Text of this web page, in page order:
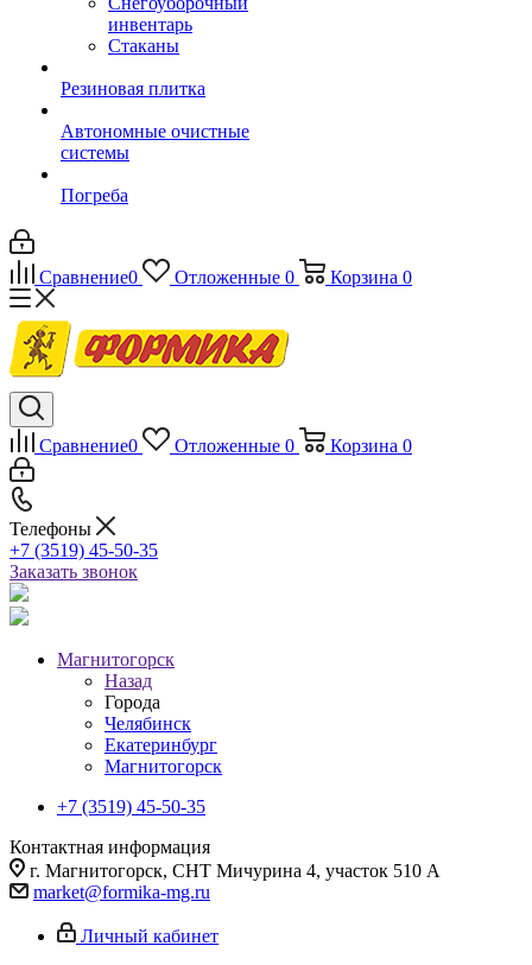
инвентарь
Стаканы
Резиновая плитка
Автономные очистные
системы
Погреба
Сравнение0 Отложенные 0 Корзина 0
Сравнение0 Отложенные 0 Корзина 0
Телефоны
+7 (3519) 45-50-35
Заказать звонок
Магнитогорск
Назад
Города
Челябинск
Екатеринбург
Магнитогорск
+7 (3519) 45-50-35
Контактная информация
г. Магнитогорск, СНТ Мичурина 4, участок 510 А
market@formika-mg.ru
Личный кабинет